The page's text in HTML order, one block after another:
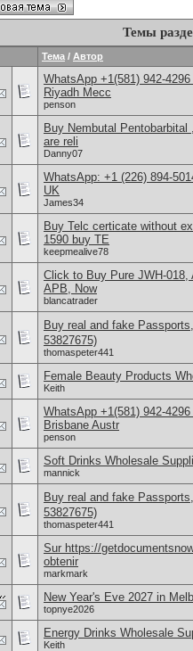
Темы
Тема / Автор
WhatsApp +1(581) 942-
Riyadh Mecc
penson
Buy Nembutal
are reli
Danny07
WhatsApp: +1 (226) 894-
UK
James34
Buy Telc certicate without
1590 buy TE
keepmealive78
Click to Buy Pure JWH-018,
APB, Now
blancatrader
Buy real and fake
53827675)
thomaspeter441
Female Beauty Products
Keith
WhatsApp +1(581) 942-
Brisbane Austr
penson
Soft Drinks Wholesale
mannick
Buy real and fake
53827675)
thomaspeter441
Sur https://
obtenir
markmark
New Year's Eve 2027 in
topnye2026
Energy Drinks Wholesale
Keith